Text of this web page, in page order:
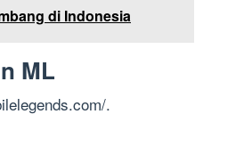
di Indonesia
ML
.